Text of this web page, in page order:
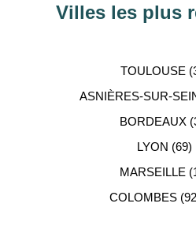
Villes les plus
TOULOUSE
ASNIÈRES-SUR-
BORDEAUX
LYON (69)
MARSEILLE
COLOMBES